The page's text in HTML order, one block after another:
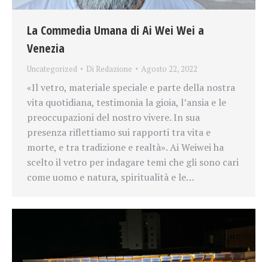
La Commedia Umana di Ai Wei Wei a
Venezia
Uncategorized Di Redazione Agosto 22, 2022
«Il vetro, materiale speciale e parte della nostra
vita quotidiana, testimonia la gioia, l’ansia e le
preoccupazioni del nostro vivere. In sua
presenza riflettiamo sui rapporti tra vita e
morte, e tra tradizione e realtà». Ai Weiwei ha
scelto il vetro per indagare temi che gli sono cari
come uomo e natura, spiritualità e le…